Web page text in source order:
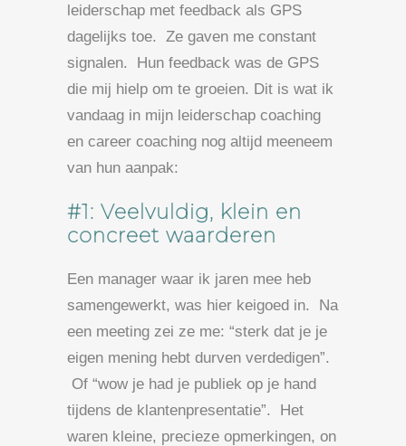
leiderschap met feedback als GPS
dagelijks toe. Ze gaven me constant
signalen. Hun feedback was de GPS
die mij hielp om te groeien. Dit is wat ik
vandaag in mijn leiderschap coaching
en career coaching nog altijd meeneem
van hun aanpak:
#1: Veelvuldig, klein en
concreet waarderen
Een manager waar ik jaren mee heb
samengewerkt, was hier keigoed in. Na
een meeting zei ze me: “sterk dat je je
eigen mening hebt durven verdedigen”.
Of “wow je had je publiek op je hand
tijdens de klantenpresentatie”. Het
waren kleine, precieze opmerkingen, on